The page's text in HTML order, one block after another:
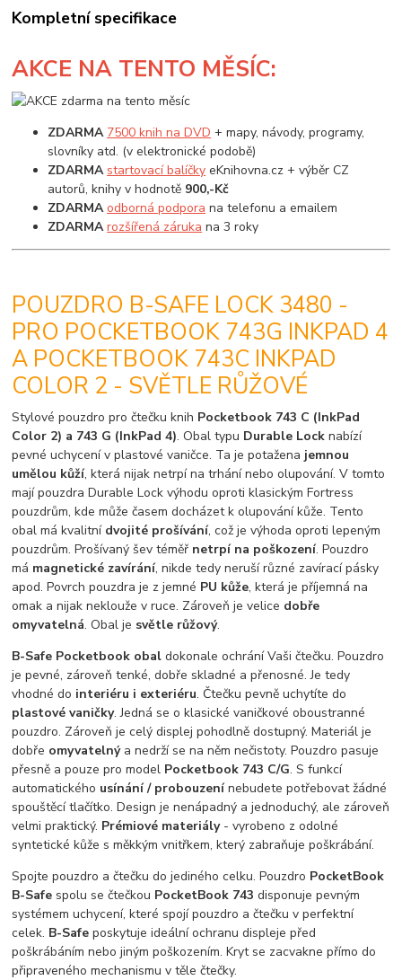
Kompletní specifikace
AKCE NA TENTO MĚSÍC:
ZDARMA 7500 knih na DVD + mapy, návody, programy,
slovníky atd. (v elektronické podobě)
ZDARMA startovací balíčky eKnihovna.cz + výběr CZ
autorů, knihy v hodnotě 900,-Kč
ZDARMA odborná podpora na telefonu a emailem
ZDARMA rozšířená záruka na 3 roky
POUZDRO B-SAFE LOCK 3480 -
PRO POCKETBOOK 743G INKPAD 4
A POCKETBOOK 743C INKPAD
COLOR 2 - SVĚTLE RŮŽOVÉ
Stylové pouzdro pro čtečku knih Pocketbook 743 C (InkPad
Color 2) a 743 G (InkPad 4). Obal typu Durable Lock nabízí
pevné uchycení v plastové vaničce. Ta je potažena jemnou
umělou kůží, která nijak netrpí na trhání nebo olupování. V tomto
mají pouzdra Durable Lock výhodu oproti klasickým Fortress
pouzdrům, kde může časem docházet k olupování kůže. Tento
obal má kvalitní dvojité prošívání, což je výhoda oproti lepeným
pouzdrům. Prošívaný šev téměř netrpí na poškození. Pouzdro
má magnetické zavírání, nikde tedy neruší různé zavírací pásky
apod. Povrch pouzdra je z jemné PU kůže, která je příjemná na
omak a nijak neklouže v ruce. Zároveň je velice dobře
omyvatelná. Obal je světle růžový.
B-Safe Pocketbook obaldokonale ochrání Vaši čtečku. Pouzdro
je pevné, zároveň tenké, dobře skladné a přenosné. Je tedy
vhodné do interiéru i exteriéru. Čtečku pevně uchytíte do
plastové vaničky. Jedná se o klasické vaničkové oboustranné
pouzdro. Zároveň je celý displej pohodlně dostupný. Materiál je
dobře omyvatelný a nedrží se na něm nečistoty. Pouzdro pasuje
přesně a pouze pro model Pocketbook 743 C/G. S funkcí
automatického usínání / probouzenínebudete potřebovat žádné
spouštěcí tlačítko. Design je nenápadný a jednoduchý, ale zároveň
velmi praktický. Prémiové materiály- vyrobeno z odolné
syntetické kůže s měkkým vnitřkem, který zabraňuje poškrábání.
Spojte pouzdro a čtečku do jediného celku. Pouzdro PocketBook
B-Safe spolu se čtečkou PocketBook 743disponuje pevným
systémem uchycení, které spojí pouzdro a čtečku v perfektní
celek. B-Safe poskytuje ideální ochranu displeje před
poškrábáním nebo jiným poškozením. Kryt se zacvakne přímo do
připraveného mechanismu v těle čtečky.